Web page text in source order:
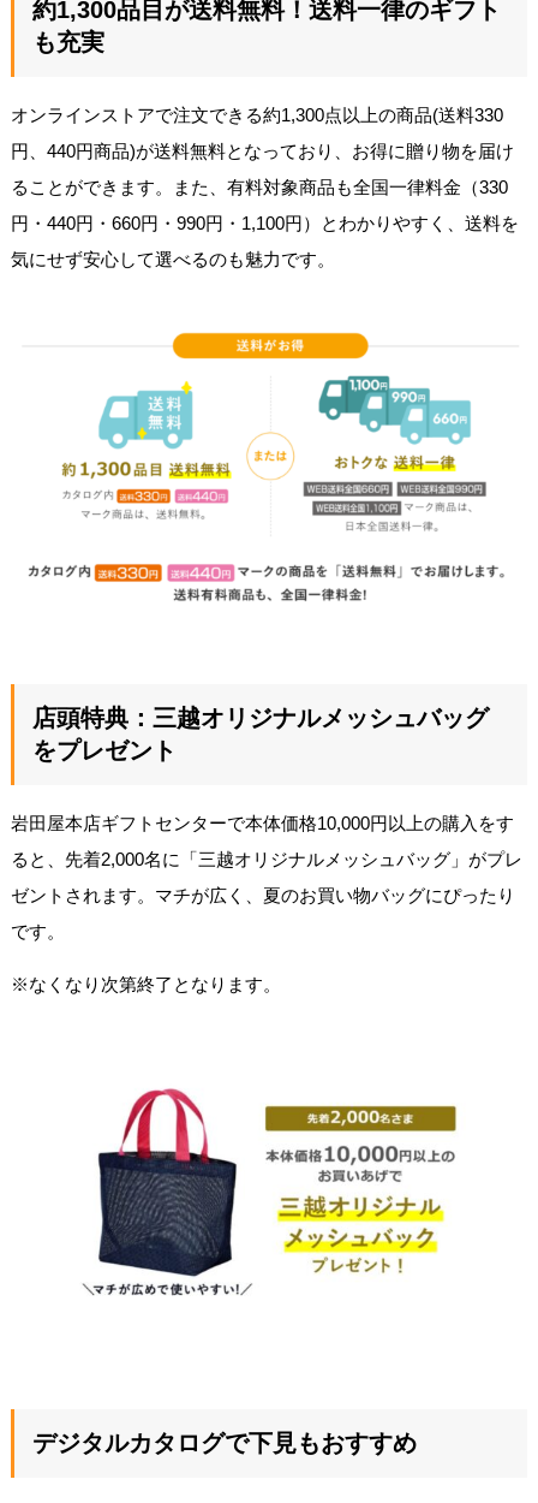
約1,300品目が送料無料！送料一律のギフト
も充実
オンラインストアで注文できる約1,300点以上の商品(送料330
円、440円商品)が送料無料となっており、お得に贈り物を届け
ることができます。また、有料対象商品も全国一律料金（330
円・440円・660円・990円・1,100円）とわかりやすく、送料を
気にせず安心して選べるのも魅力です。
店頭特典：三越オリジナルメッシュバッグ
をプレゼント
岩田屋本店ギフトセンターで本体価格10,000円以上の購入をす
ると、先着2,000名に「三越オリジナルメッシュバッグ」がプレ
ゼントされます。マチが広く、夏のお買い物バッグにぴったり
です。
※なくなり次第終了となります。
デジタルカタログで下見もおすすめ